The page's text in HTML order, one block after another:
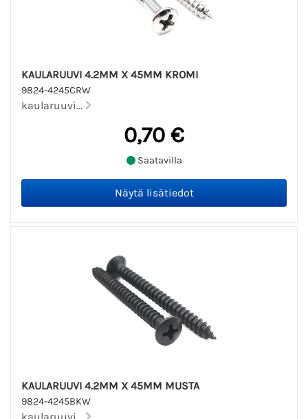
KAULARUUVI 4.2MM X 45MM KROMI
9824-4245CRW
kaularuuvi...
0,70 €
Saatavilla
KAULARUUVI 4.2MM X 45MM MUSTA
9824-4245BKW